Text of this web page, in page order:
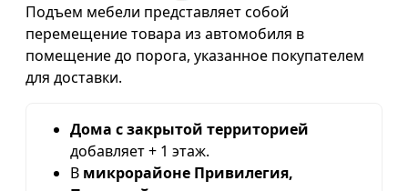
Подъем мебели представляет собой
перемещение товара из автомобиля в
помещение до порога, указанное покупателем
для доставки.
Дома с закрытой территорией
добавляет + 1 этаж.
В микрорайоне Привилегия,